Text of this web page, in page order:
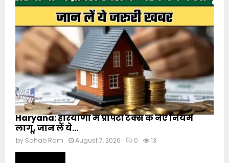
Haryana: हरियाणा में प्रॉपर्टी टैक्स के नए नियम
लागू, जान लें ये...
by Sahab Ram August 7, 2026 0 13